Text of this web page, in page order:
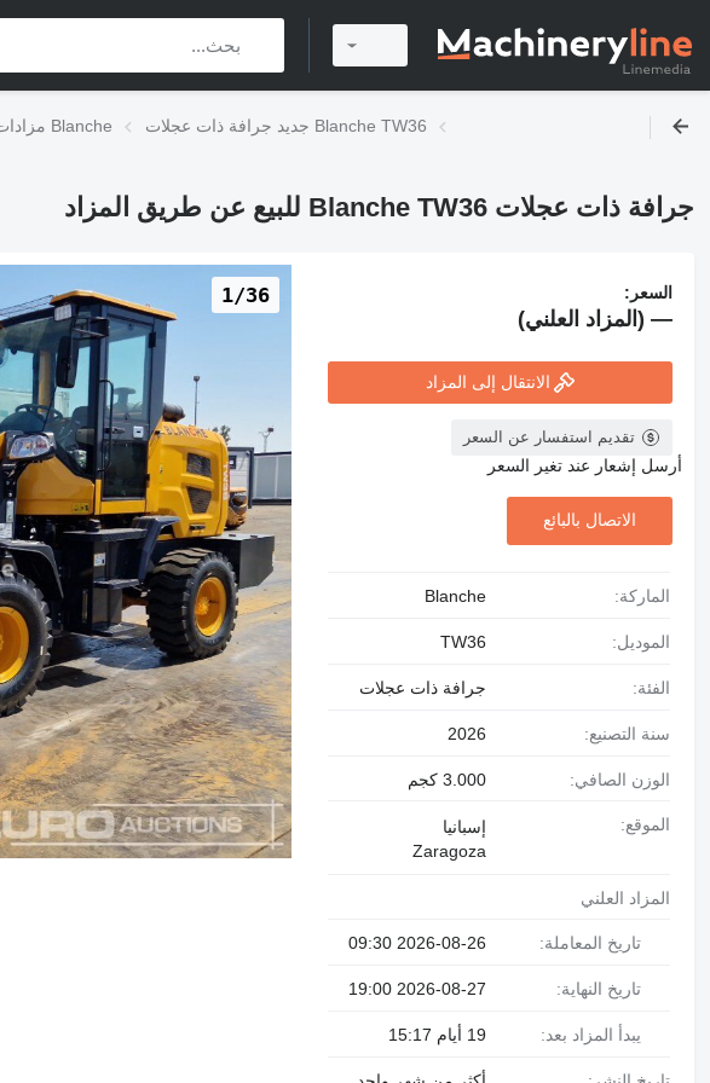
مزادات بيع جرافات ذات عجلات Blanche جديد جرافة ذات عجلات Blanche TW36
جرافة ذات عجلات Blanche TW36 للبيع عن طريق المزاد
1/36 السعر:
— (المزاد العلني)
الانتقال إلى المزاد
تقديم استفسار عن السعر
أرسل إشعار عند تغير السعر
الاتصال بالبائع
الماركة: Blanche
الموديل: TW36
الفئة: جرافة ذات عجلات
سنة التصنيع: 2026
الوزن الصافي: 3.000 كجم
الموقع:
إسبانيا
Zaragoza
المزاد العلني
تاريخ المعاملة: 2026-08-26 09:30
تاريخ النهاية: 2026-08-27 19:00
يبدأ المزاد بعد: 19 أيام 15:17